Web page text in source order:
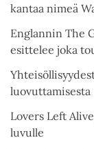
kantaa nimeä
Englannin The
esittelee joka
luovuttamisesta
Lovers Left
luvulle